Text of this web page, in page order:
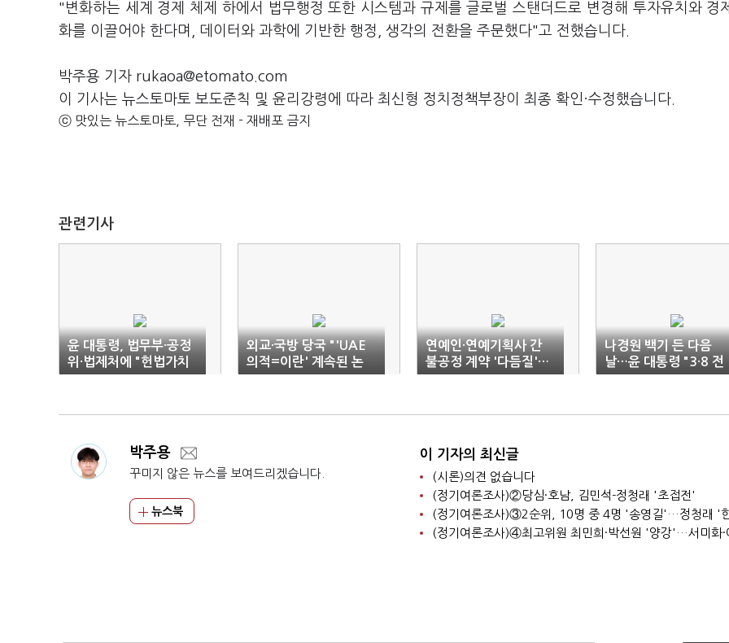
"변화하는 세계 경제 체제 하에서 법무행정 또한 시스템과 규제를 글로벌 스탠더드로 변경해 투자유치와 경
화를 이끌어야 한다며, 데이터와 과학에 기반한 행정, 생각의 전환을 주문했다"고 전했습니다.
박주용 기자 rukaoa@etomato.com
이 기사는 뉴스토마토 보도준칙 및 윤리강령에 따라 최신형 정치정책부장이 최종 확인·수정했습니다.
ⓒ 맛있는 뉴스토마토, 무단 전재 - 재배포 금지
관련기사
윤 대통령, 법무부·공정
위·법제처에 "헌법가치
수호해야"
외교·국방 당국 "'UAE
의적=이란' 계속된 논
란, 국익에 도움 안돼"
연예인·연예기획사 간
불공정 계약 '다듬질'…
OTT 시장 실태조사 '착
나경원 백기 든 다음
날…윤 대통령 "3·8 전
당대회 꼭 참석"
박주용
꾸미지 않은 뉴스를 보여드리겠습니다.
뉴스북
이 기자의 최신글
(시론)의견 없습니다
(정기여론조사)②당심·호남, 김민석-정청래 '초접전'